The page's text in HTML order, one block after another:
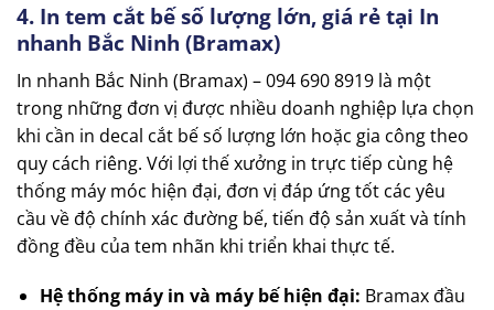
4. In tem cắt bế số lượng lớn, giá rẻ tại In
nhanh Bắc Ninh (Bramax)
In nhanh Bắc Ninh (Bramax) – 094 690 8919 là một
trong những đơn vị được nhiều doanh nghiệp lựa chọn
khi cần in decal cắt bế số lượng lớn hoặc gia công theo
quy cách riêng. Với lợi thế xưởng in trực tiếp cùng hệ
thống máy móc hiện đại, đơn vị đáp ứng tốt các yêu
cầu về độ chính xác đường bế, tiến độ sản xuất và tính
đồng đều của tem nhãn khi triển khai thực tế.
Hệ thống máy in và máy bế hiện đại: Bramax đầu